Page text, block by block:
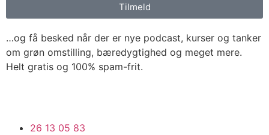
Tilmeld
…og få besked når der er nye podcast, kurser og tanker
om grøn omstilling, bæredygtighed og meget mere.
Helt gratis og 100% spam-frit.
26 13 05 83